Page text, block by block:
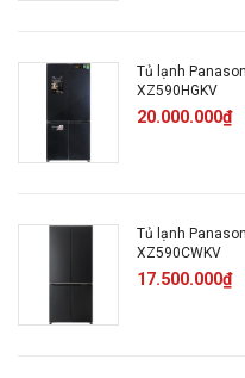
Công nghệ làm
Công nghệ kháng
diệt
Công nghệ bảo
Tủ lạnh
XZ590HGKV
20.000.000₫
Tủ lạnh
XZ590CWKV
17.500.000₫